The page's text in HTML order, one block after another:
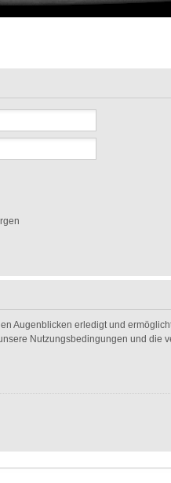
Augenblicken erledigt und
Nutzungsbedingungen und die